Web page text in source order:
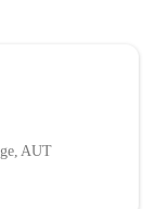
AUT